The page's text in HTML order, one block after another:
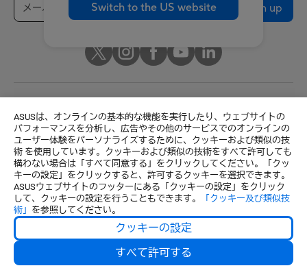
ASUSは、オンラインの基本的な機能を実行したり、ウェブサイトの
パフォーマンスを分析し、広告やその他のサービスでのオンラインの
ユーザー体験をパーソナライズするために、クッキーおよび類似の技
術 を使用しています。クッキーおよび類似の技術をすべて許可しても
構わない場合は「すべて同意する」をクリックしてください。「クッ
キーの設定」をクリックすると、許可するクッキーを選択できます。
ASUSウェブサイトのフッターにある「クッキーの設定」をクリック
して、クッキーの設定を行うこともできます。
「クッキー及び類似技
術」 を参照してください。
クッキーの設定
すべて許可する
Switch to the US website
Sign up
© ASUSTeK Computer Inc. All rights reserved.
ご利用条件
個人情報保護方針
特定商取引法に基づく表記
クッキーの設定